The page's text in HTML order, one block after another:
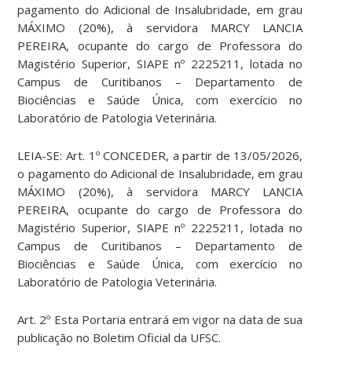
pagamento do Adicional de Insalubridade, em grau
MÁXIMO (20%), à servidora MARCY LANCIA
PEREIRA, ocupante do cargo de Professora do
Magistério Superior, SIAPE nº 2225211, lotada no
Campus de Curitibanos – Departamento de
Biociências e Saúde Única, com exercício no
Laboratório de Patologia Veterinária.
LEIA-SE: Art. 1º CONCEDER, a partir de 13/05/2026,
o pagamento do Adicional de Insalubridade, em grau
MÁXIMO (20%), à servidora MARCY LANCIA
PEREIRA, ocupante do cargo de Professora do
Magistério Superior, SIAPE nº 2225211, lotada no
Campus de Curitibanos – Departamento de
Biociências e Saúde Única, com exercício no
Laboratório de Patologia Veterinária.
Art. 2º Esta Portaria entrará em vigor na data de sua
publicação no Boletim Oficial da UFSC.